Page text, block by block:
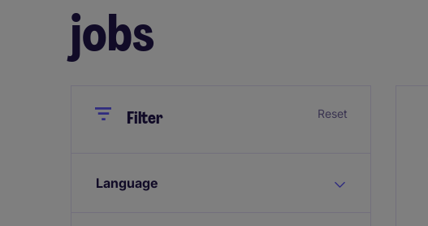
jobs
CloseFilter Reset
Language